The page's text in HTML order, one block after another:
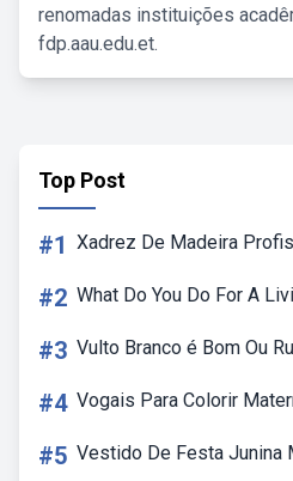
renomadas instituições
fdp.aau.edu.et.
Top Post
#1 Xadrez De Madeira
#2 What Do You Do For A
#3 Vulto Branco é Bom Ou
#4 Vogais Para Colorir
#5 Vestido De Festa Junina